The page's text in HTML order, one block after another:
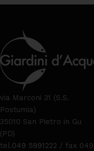
via Marconi 31 (S.S.
Postumia)
35010 San Pietro in Gu
(PD)
tel.049 5991222 / fax 049